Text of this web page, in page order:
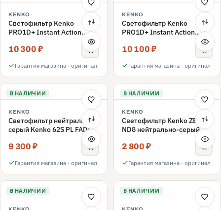
KENKO
Светофильтр Kenko
PRO1D+ Instant Action
Variable NDX3-450+C-PLS
переменной плотности
10 300 ₽
Гарантия магазина · оригинал
KENKO
Светофильтр Kenko
PRO1D+ Instant Action
Variable NDX3-450+C-PL
переменной плотности
10 100 ₽
Гарантия магазина · оригинал
В НАЛИЧИИ
KENKO
Светофильтр нейтрально-
серый Kenko 62S PL FADER
с переменной плотностью
ND3-ND400 62mm
9 300 ₽
Гарантия магазина · оригинал
В НАЛИЧИИ
KENKO
Светофильтр Kenko ZETA
ND8 нейтрально-серый
2 800 ₽
Гарантия магазина · оригинал
В НАЛИЧИИ В НАЛИЧИИ